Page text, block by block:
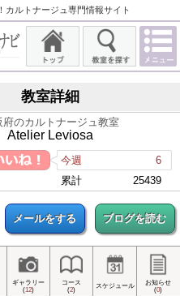
カルトナージュ専門情報サイト
教室詳細
府のカルトナージュ教室
Atelier Leviosa
今週
6
累計
25439
メールをする ブログを読む
ギャラリー
(12)
コース
(2)
スケジュール
お知らせ
(0)